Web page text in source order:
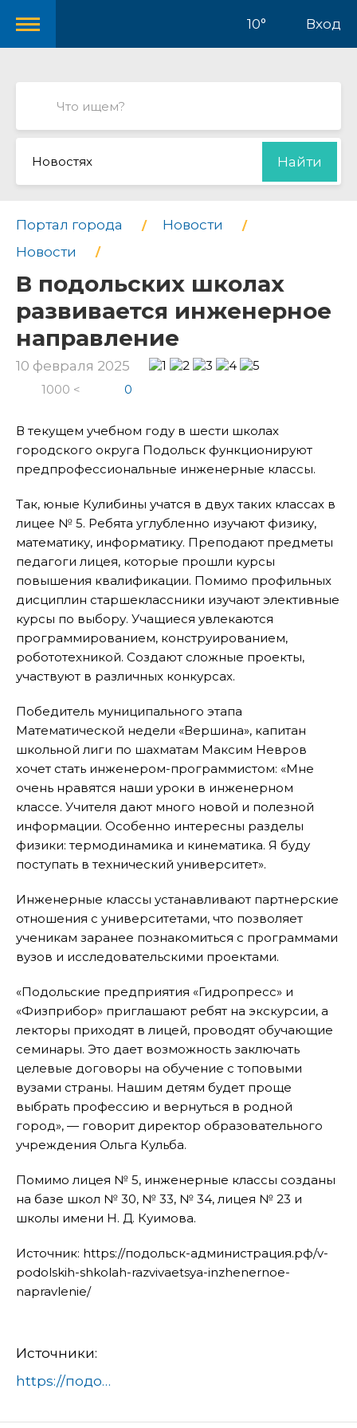
10° Вход
Новостях Найти
Портал города
Новости
Новости
В подольских школах
развивается инженерное
направление
10 февраля 2025
1000 < 0
В текущем учебном году в шести школах
городского округа Подольск функционируют
предпрофессиональные инженерные классы.
Так, юные Кулибины учатся в двух таких классах в
лицее № 5. Ребята углубленно изучают физику,
математику, информатику. Преподают предметы
педагоги лицея, которые прошли курсы
повышения квалификации. Помимо профильных
дисциплин старшеклассники изучают элективные
курсы по выбору. Учащиеся увлекаются
программированием, конструированием,
робототехникой. Создают сложные проекты,
участвуют в различных конкурсах.
Победитель муниципального этапа
Математической недели «Вершина», капитан
школьной лиги по шахматам Максим Невров
хочет стать инженером-программистом: «Мне
очень нравятся наши уроки в инженерном
классе. Учителя дают много новой и полезной
информации. Особенно интересны разделы
физики: термодинамика и кинематика. Я буду
поступать в технический университет».
Инженерные классы устанавливают партнерские
отношения с университетами, что позволяет
ученикам заранее познакомиться с программами
вузов и исследовательскими проектами.
«Подольские предприятия «Гидропресс» и
«Физприбор» приглашают ребят на экскурсии, а
лекторы приходят в лицей, проводят обучающие
семинары. Это дает возможность заключать
целевые договоры на обучение с топовыми
вузами страны. Нашим детям будет проще
выбрать профессию и вернуться в родной
город», — говорит директор образовательного
учреждения Ольга Кульба.
Помимо лицея № 5, инженерные классы созданы
на базе школ № 30, № 33, № 34, лицея № 23 и
школы имени Н. Д. Куимова.
Источник: https://подольск-администрация.рф/v-
podolskih-shkolah-razvivaetsya-inzhenernoe-
napravlenie/
Источники:
https://подольск-администрация.рф/v-podolskih-shkolah-razvivaetsya-inzhenernoe-napravlenie/